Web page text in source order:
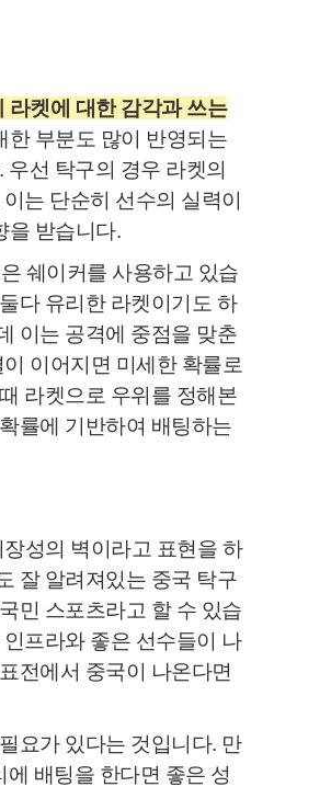
라켓에 대한 감각과 쓰는
한 부분도 많이 반영되는
선 탁구의 경우 라켓의
는 단순히 선수의 실력이
을 받습니다.
쉐이커를 사용하고 있습
다 유리한 라켓이기도 하
이는 공격에 중점을 맞춘
이어지면 미세한 확률로
라켓으로 우위를 정해본
률에 기반하여 배팅하는
성의 벽이라고 표현을 하
잘 알려져있는 중국 탁구
민 스포츠라고 할 수 있습
프라와 좋은 선수들이 나
전에서 중국이 나온다면
요가 있다는 것입니다. 만
배팅을 한다면 좋은 성